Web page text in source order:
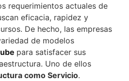
requerimientos actuales de
eficacia, rapidez y
De hecho, las empresas
de modelos
para satisfacer sus
Uno de ellos
como Servicio.